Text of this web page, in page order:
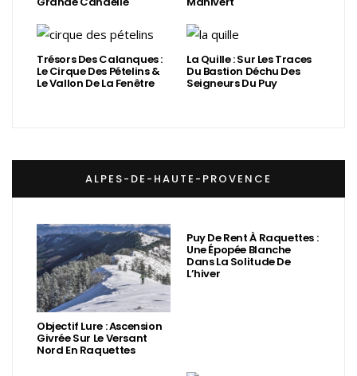
Trésors Des Calanques :
Le Cirque Des Pételins &
Le Vallon De La Fenêtre
La Quille : Sur Les Traces
Du Bastion Déchu Des
Seigneurs Du Puy
ALPES-DE-HAUTE-PROVENCE
Objectif Lure : Ascension
Givrée Sur Le Versant
Nord En Raquettes
Puy De Rent À Raquettes :
Une Épopée Blanche
Dans La Solitude De
L’hiver